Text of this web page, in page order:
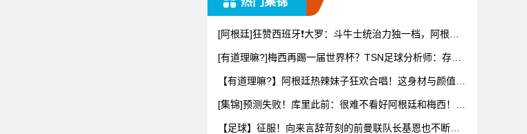
[阿根廷]狂赞西班牙❗大罗：斗牛士统治力独一档，阿根廷
[有道理嘛?]梅西再踢一届世界杯？TSN足球分析师：存在
【有道理嘛?】阿根廷热辣妹子狂欢合唱！这身材与颜值，
[集锦]预测失败！库里此前：很难不看好阿根廷和梅西！他
【足球】征服！向来言辞苛刻的前曼联队长基恩也不断用